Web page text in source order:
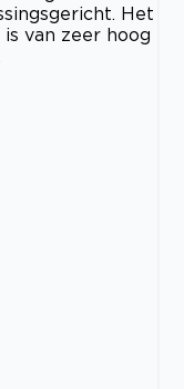
Het
van zeer hoog